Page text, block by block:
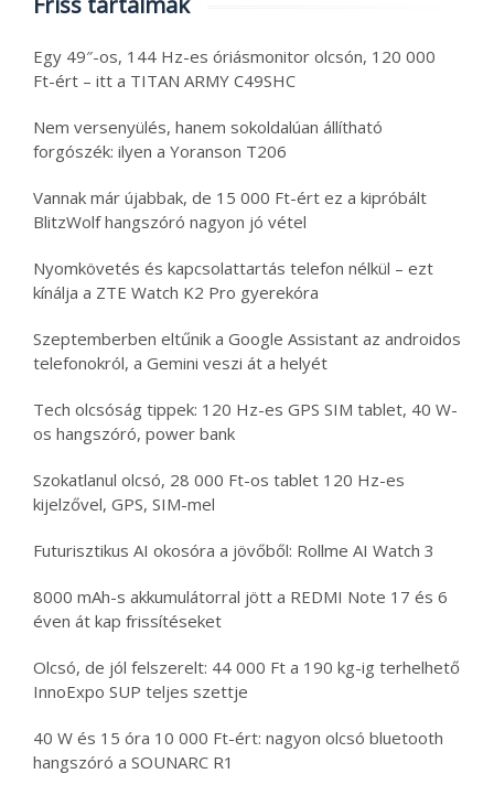
Egy 49″-os, 144 Hz-es óriásmonitor olcsón, 120 000
Ft-ért – itt a TITAN ARMY C49SHC
Nem versenyülés, hanem sokoldalúan állítható
forgószék: ilyen a Yoranson T206
Vannak már újabbak, de 15 000 Ft-ért ez a kipróbált
BlitzWolf hangszóró nagyon jó vétel
Nyomkövetés és kapcsolattartás telefon nélkül – ezt
kínálja a ZTE Watch K2 Pro gyerekóra
Szeptemberben eltűnik a Google Assistant az androidos
telefonokról, a Gemini veszi át a helyét
Tech olcsóság tippek: 120 Hz-es GPS SIM tablet, 40 W-
os hangszóró, power bank
Szokatlanul olcsó, 28 000 Ft-os tablet 120 Hz-es
kijelzővel, GPS, SIM-mel
Futurisztikus AI okosóra a jövőből: Rollme AI Watch 3
8000 mAh-s akkumulátorral jött a REDMI Note 17 és 6
éven át kap frissítéseket
Olcsó, de jól felszerelt: 44 000 Ft a 190 kg-ig terhelhető
InnoExpo SUP teljes szettje
40 W és 15 óra 10 000 Ft-ért: nagyon olcsó bluetooth
hangszóró a SOUNARC R1